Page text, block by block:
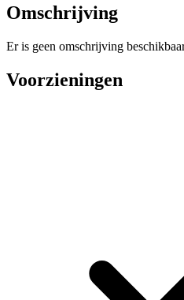
Omschrijving
Er is geen omschrijving
Voorzieningen